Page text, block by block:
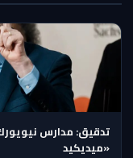
«ميديكيد